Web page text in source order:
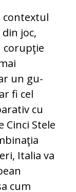
contextul
joc,
corupţie
un gu­
fi cel
cu
Stele
Italia va
cum